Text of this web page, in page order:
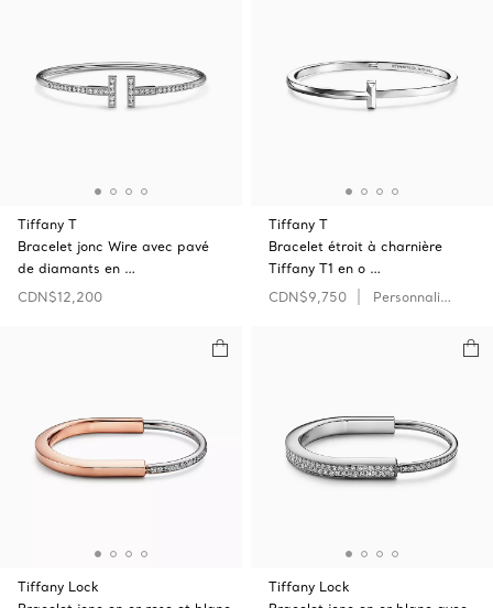
Tiffany T
Bracelet jonc Wire avec pavé
de diamants en …
CDN$12,200
Tiffany T
Bracelet étroit à charnière
Tiffany T1 en o …
CDN$9,750
Personnaliser
Tiffany Lock
Tiffany Lock